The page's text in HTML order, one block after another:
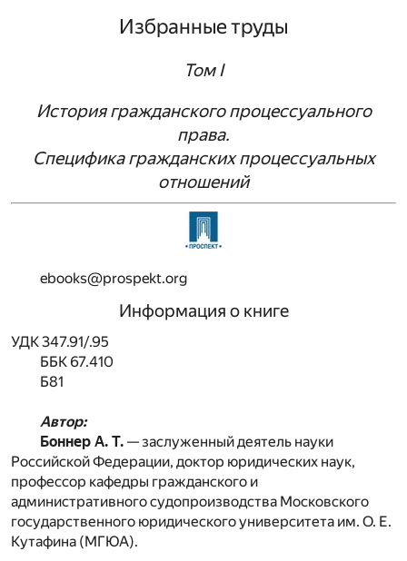
Избранные труды
Том I
История гражданского процессуального
права.
Специфика гражданских процессуальных
отношений
ebooks@prospekt.org
Информация о книге
УДК 347.91/.95
ББК 67.410
Б81
Автор:
Боннер А. Т. — заслуженный деятель науки
Российской Федерации, доктор юридических наук,
профессор кафедры гражданского и
административного судопроизводства Московского
государственного юридического университета им. О. Е.
Кутафина (МГЮА).